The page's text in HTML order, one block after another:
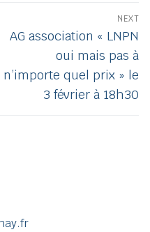
NEXT
Next
AG association « LNPN
oui mais pas à
n’importe quel prix » le
3 février à 18h30